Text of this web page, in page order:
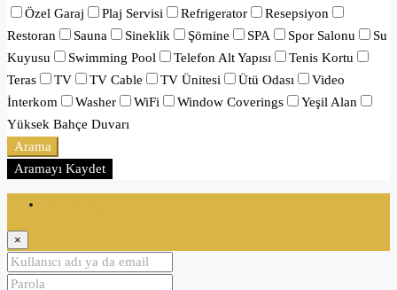
Özel Garaj
Plaj Servisi Refrigerator
Resepsiyon
Restoran
Sauna Sineklik Şömine SPA Spor Salonu
Su
Kuyusu
Swimming Pool Telefon Alt Yapısı
Tenis Kortu
Teras
TV TV Cable TV Ünitesi Ütü Odası
Video
İnterkom
Washer WiFi Window Coverings
Yeşil Alan
Yüksek Bahçe Duvarı
Arama
Aramayı Kaydet
×